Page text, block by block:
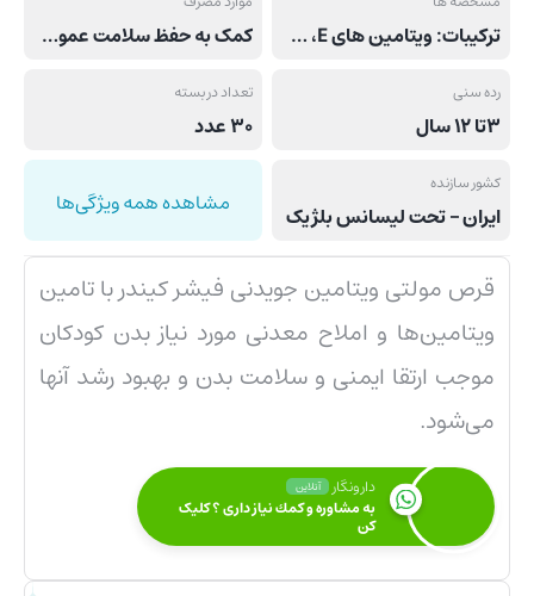
ترکیبات: ویتامین های C ،B1 ،B2 ،B3 ،B5 ،B6 ،B9 ،B12 ،D3 ،E کلسیم و زینک کمک به حفظ سلامت عمومی بدن و تامین ویتامین ها، کلسیم و زینک
رده سنی
3تا 12 سال
تعداد در بسته
30 عدد
کشور سازنده
ایران – تحت لیسانس بلژیک مشاهده همه ویژگی‌ها
قرص مولتی ویتامین جویدنی فیشر کیندر با تامین
ویتامین‌ها و املاح معدنی مورد نیاز بدن کودکان
موجب ارتقا ایمنی و سلامت بدن و بهبود رشد آنها
می‌شود.
دارونگار آنلاین
به مشاوره و كمك نياز داری ؟ کلیک
کن